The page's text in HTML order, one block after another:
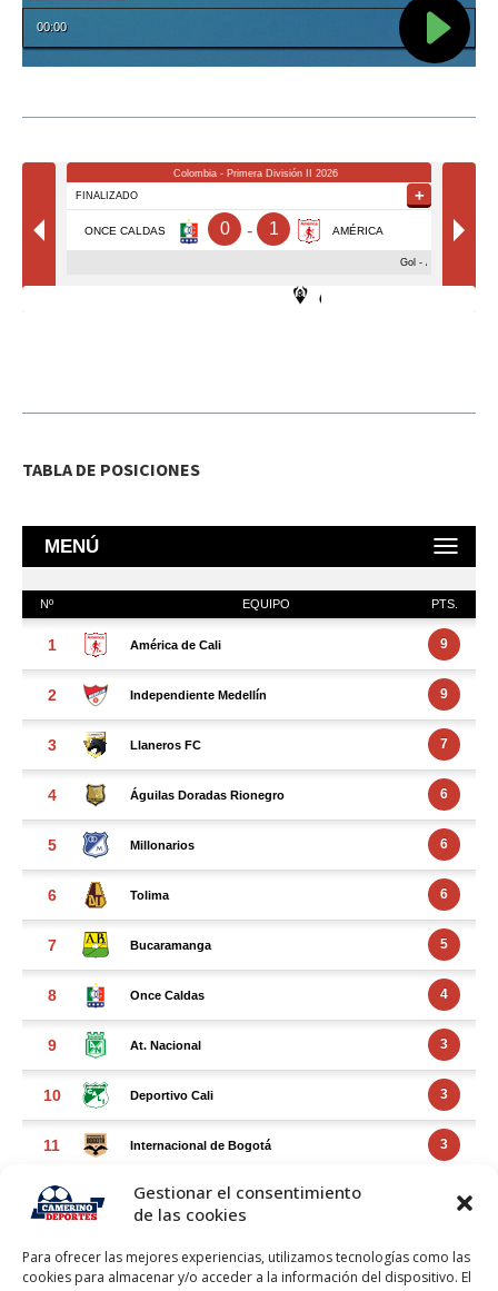
Gestionar el consentimiento
de las cookies
Para ofrecer las mejores experiencias, utilizamos tecnologías como las
cookies para almacenar y/o acceder a la información del dispositivo. El
TABLA DE POSICIONES